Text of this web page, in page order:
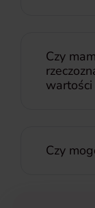
Czy
wartości
Czy